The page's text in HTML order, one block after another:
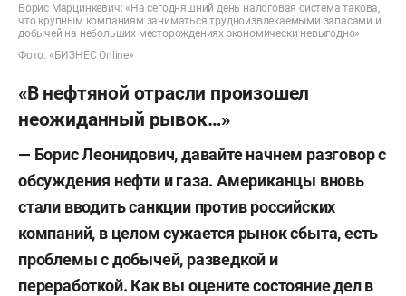
Борис Марцинкевич: «На сегодняшний день налоговая система такова,
что крупным компаниям заниматься трудноизвлекаемыми запасами и
добычей на небольших месторождениях экономически невыгодно»
Фото: «БИЗНЕС Online»
«В нефтяной отрасли произошел
неожиданный рывок…»
— Борис Леонидович, давайте начнем разговор с
обсуждения нефти и газа. Американцы вновь
стали вводить санкции против российских
компаний, в целом сужается рынок сбыта, есть
проблемы с добычей, разведкой и
переработкой. Как вы оцените состояние дел в